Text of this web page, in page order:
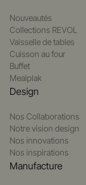
Nouveautés
Collections REVOL
Vaisselle de tables
Cuisson au four
Buffet
Mealplak
Design
Nos Collaborations
Notre vision design
Nos innovations
Nos inspirations
Manufacture